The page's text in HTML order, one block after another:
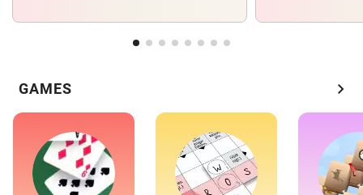
GAMES chevron_right